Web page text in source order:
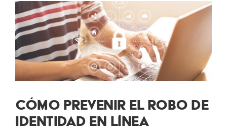
CÓMO PREVENIR EL ROBO DE
IDENTIDAD EN LÍNEA